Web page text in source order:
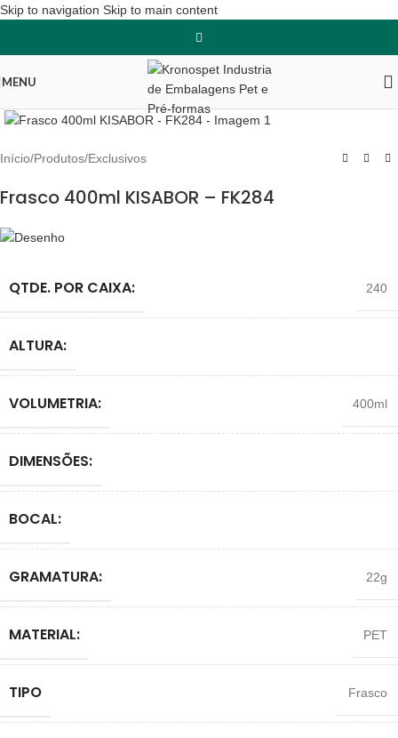
Skip to navigation Skip to main content
MENU
Clique para ampliar
Início/Produtos/Exclusivos
Frasco 400ml KISABOR – FK284
QTDE. POR CAIXA: 240
ALTURA:
VOLUMETRIA: 400ml
DIMENSÕES:
BOCAL:
GRAMATURA: 22g
MATERIAL: PET
TIPO Frasco